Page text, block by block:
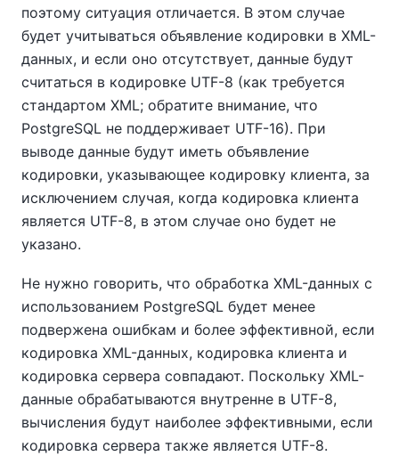
поэтому ситуация отличается. В этом случае
будет учитываться объявление кодировки в XML-
данных, и если оно отсутствует, данные будут
считаться в кодировке UTF-8 (как требуется
стандартом XML; обратите внимание, что
PostgreSQL не поддерживает UTF-16). При
выводе данные будут иметь объявление
кодировки, указывающее кодировку клиента, за
исключением случая, когда кодировка клиента
является UTF-8, в этом случае оно будет не
указано.
Не нужно говорить, что обработка XML-данных с
использованием PostgreSQL будет менее
подвержена ошибкам и более эффективной, если
кодировка XML-данных, кодировка клиента и
кодировка сервера совпадают. Поскольку XML-
данные обрабатываются внутренне в UTF-8,
вычисления будут наиболее эффективными, если
кодировка сервера также является UTF-8.